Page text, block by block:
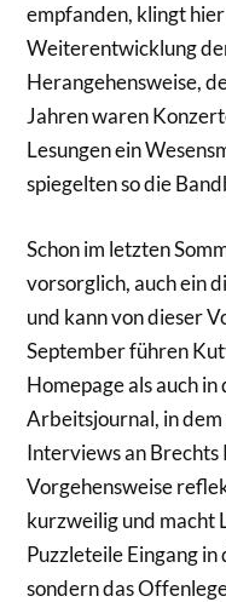
empfanden, klingt
Weiterentwicklung
Herangehensweise,
Jahren waren
Lesungen ein
spiegelten so die
Schon im letzten
vorsorglich, auch ein
und kann von dieser
September führen
Homepage als auch
Arbeitsjournal, in dem
Interviews an Brechts
Vorgehensweise
kurzweilig und macht
Puzzleteile Eingang
sondern das